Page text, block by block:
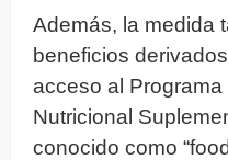
Además, la medida
beneficios
acceso al Programa
Nutricional
conocido como